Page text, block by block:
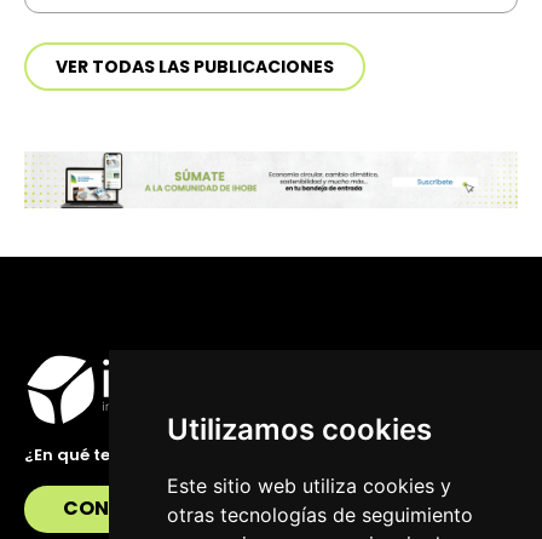
Utilizamos cookies
Este sitio web utiliza cookies y
otras tecnologías de seguimiento
VER TODAS LAS PUBLICACIONES
¿En qué te podemos ayudar?
CONTÁCTANOS